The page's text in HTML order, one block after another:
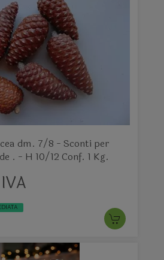
7/8 - Sconti per
. - H 10/12 Conf. 1 Kg.